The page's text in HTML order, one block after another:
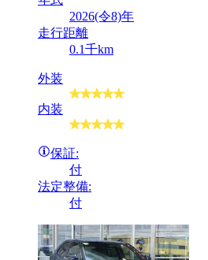
2026(令8)年
走行距離
0.1千km
外装
内装
保証:
付
法定整備:
付